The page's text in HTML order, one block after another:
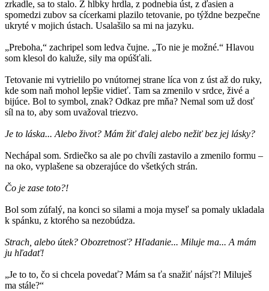
zrkadle, sa to stalo. Z hĺbky hrdla, z podnebia úst, z ďasien a
spomedzi zubov sa cícerkami plazilo tetovanie, po týždne bezpečne
ukryté v mojich ústach. Usalašilo sa mi na jazyku.
„Preboha,“ zachripel som ledva čujne. „To nie je možné.“ Hlavou
som klesol do kaluže, sily ma opúšťali.
Tetovanie mi vytrielilo po vnútornej strane líca von z úst až do ruky,
kde som naň mohol lepšie vidieť. Tam sa zmenilo v srdce, živé a
bijúce. Bol to symbol, znak? Odkaz pre mňa? Nemal som už dosť
síl na to, aby som uvažoval triezvo.
Je to láska... Alebo život? Mám žiť ďalej alebo nežiť bez jej lásky?
Nechápal som. Srdiečko sa ale po chvíli zastavilo a zmenilo formu –
na oko, vyplašene sa obzerajúce do všetkých strán.
Čo je zase toto?!
Bol som zúfalý, na konci so silami a moja myseľ sa pomaly ukladala
k spánku, z ktorého sa nezobúdza.
Strach, alebo útek? Obozretnosť? Hľadanie... Miluje ma... A mám
ju hľadať!
„Je to to, čo si chcela povedať? Mám sa ťa snažiť nájsť?! Miluješ
ma stále?“